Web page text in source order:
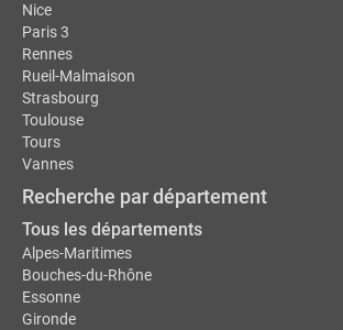
Nice
Paris 3
Rennes
Rueil-Malmaison
Strasbourg
Toulouse
Tours
Vannes
Recherche par département
Tous les départements
Alpes-Maritimes
Bouches-du-Rhône
Essonne
Gironde